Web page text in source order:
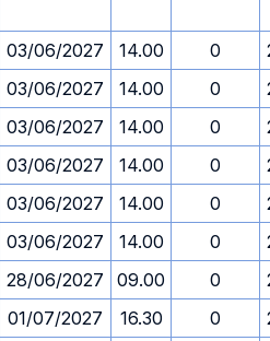
03/06/2027 14.00 0
03/06/2027 14.00 0
03/06/2027 14.00 0
03/06/2027 14.00 0
03/06/2027 14.00 0
03/06/2027 14.00 0
28/06/2027 09.00 0
01/07/2027 16.30 0